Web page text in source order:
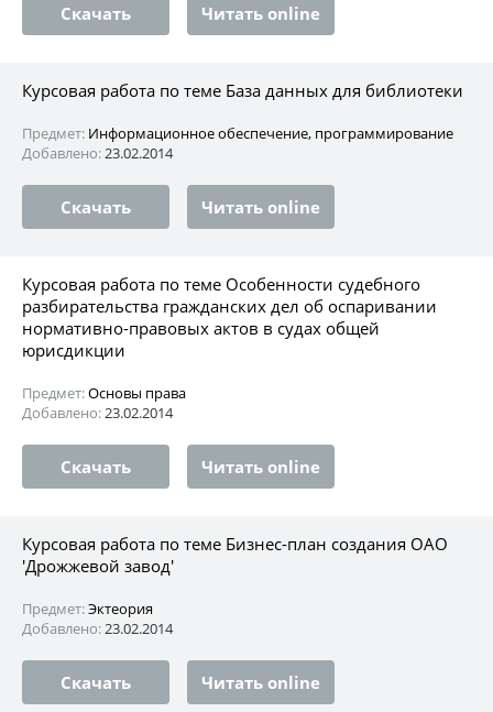
Скачать Читать online
Курсовая работа по теме База данных для библиотеки
Предмет: Информационное обеспечение, программирование
Добавлено:23.02.2014
Скачать Читать online
Курсовая работа по теме Особенности судебного
разбирательства гражданских дел об оспаривании
нормативно-правовых актов в судах общей
юрисдикции
Предмет:Основы права
Добавлено:23.02.2014
Скачать Читать online
Курсовая работа по теме Бизнес-план создания ОАО
'Дрожжевой завод'
Предмет:Эктеория
Добавлено:23.02.2014
Скачать Читать online